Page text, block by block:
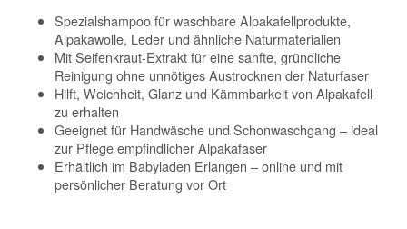
Spezialshampoo für waschbare Alpakafellprodukte,
Alpakawolle, Leder und ähnliche Naturmaterialien
Mit Seifenkraut-Extrakt für eine sanfte, gründliche
Reinigung ohne unnötiges Austrocknen der Naturfaser
Hilft, Weichheit, Glanz und Kämmbarkeit von Alpakafell
zu erhalten
Geeignet für Handwäsche und Schonwaschgang – ideal
zur Pflege empfindlicher Alpakafaser
Erhältlich im Babyladen Erlangen – online und mit
persönlicher Beratung vor Ort